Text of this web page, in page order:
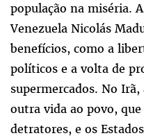
população na miséria.
Venezuela Nicolás
benefícios, como a
políticos e a volta de
supermercados. No
outra vida ao povo,
detratores, e os